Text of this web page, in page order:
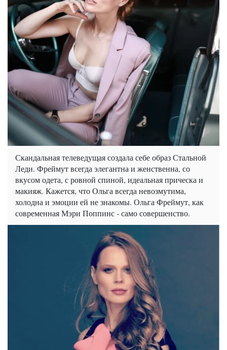
Скандальная телеведущая создала себе образ Стальной
Леди. Фреймут всегда элегантна и женственна, со
вкусом одета, с ровной спиной, идеальная прическа и
макияж. Кажется, что Ольга всегда невозмутима,
холодна и эмоции ей не знакомы. Ольга Фреймут, как
современная Мэри Поппинс - само совершенство.